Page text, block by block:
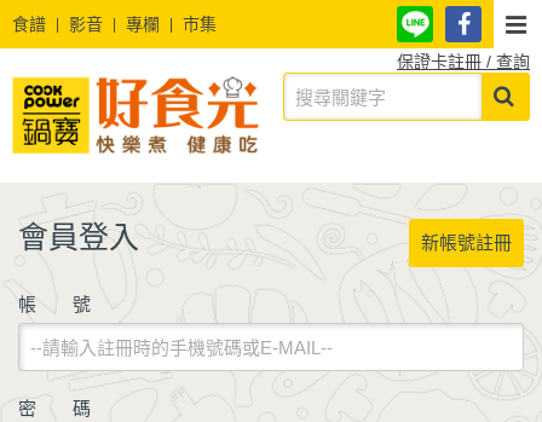
食譜 影音 專欄
市集
保證卡註冊 / 查詢
會員登入 新帳號註冊
帳 號
密 碼